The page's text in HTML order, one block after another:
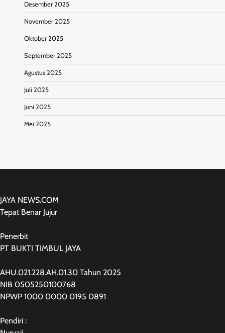
Desember 2025
November 2025
Oktober 2025
September 2025
Agustus 2025
Juli 2025
Juni 2025
Mei 2025
JAYA NEWS.COM
Tepat Benar Jujur
Penerbit
PT BUKTI TIMBUL JAYA
AHU.021.228.AH.01.30 Tahun 2025
NIB 0505250100768
NPWP 1000 0000 0195 0891
Pendiri :